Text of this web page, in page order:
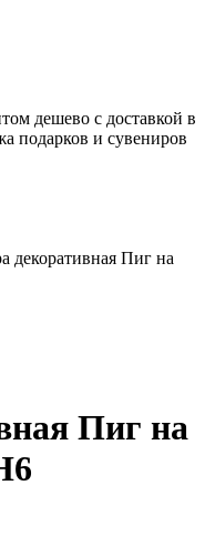
дешево с доставкой в
подарков и сувениров
декоративная Пиг на
Пиг на